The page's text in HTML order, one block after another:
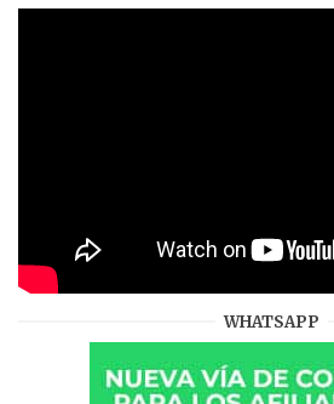
WHATSAPP